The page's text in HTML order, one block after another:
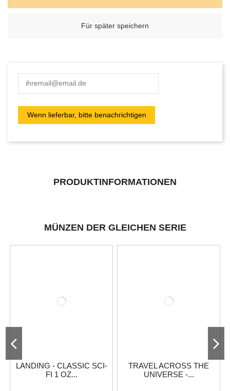
Für später speichern
PRODUKTINFORMATIONEN
MÜNZEN DER GLEICHEN SERIE
LANDING - CLASSIC SCI-
FI 1 OZ...
TRAVEL ACROSS THE
UNIVERSE -...